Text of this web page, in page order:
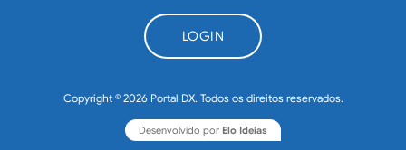
LOGIN
Copyright © 2026 Portal DX. Todos os direitos reservados.
Desenvolvido por Elo Ideias